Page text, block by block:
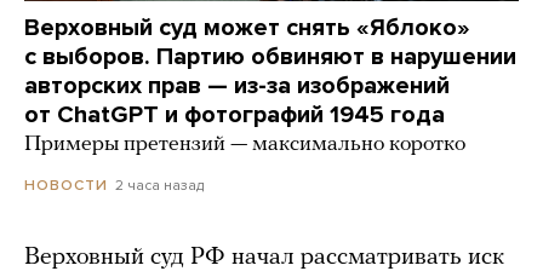
Верховный суд может снять «Яблоко»
с выборов. Партию обвиняют в нарушении
авторских прав — из-за изображений
от ChatGPT и фотографий 1945 года
Примеры претензий — максимально коротко
НОВОСТИ 2 часа назад
Верховный суд РФ начал рассматривать иск